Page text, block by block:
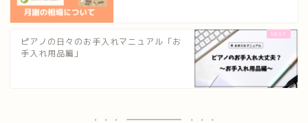
ピアノの日々のお手入れマニュアル「お
手入れ用品編」